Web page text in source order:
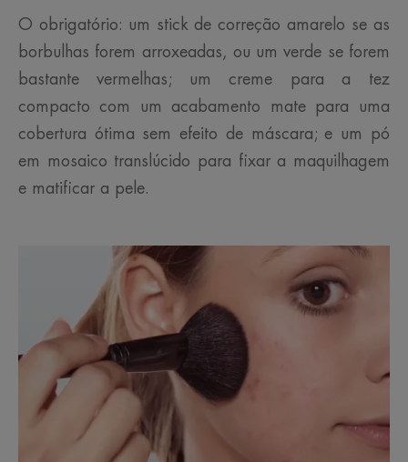
O obrigatório: um stick de correção amarelo se as
borbulhas forem arroxeadas, ou um verde se forem
bastante vermelhas; um creme para a tez
compacto com um acabamento mate para uma
cobertura ótima sem efeito de máscara; e um pó
em mosaico translúcido para fixar a maquilhagem
e matificar a pele.